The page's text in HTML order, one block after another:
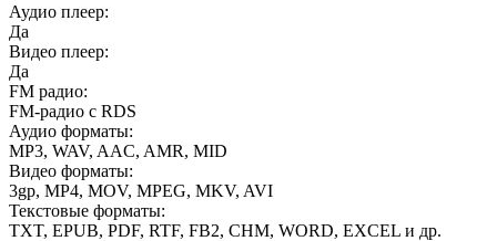
Аудио плеер:
Да
Видео плеер:
Да
FM радио:
FM-радио с RDS
Аудио форматы:
MP3, WAV, AAC, AMR, MID
Видео форматы:
3gp, MP4, MOV, MPEG, MKV, AVI
Текстовые форматы:
TXT, EPUB, PDF, RTF, FB2, CHM, WORD, EXCEL и др.